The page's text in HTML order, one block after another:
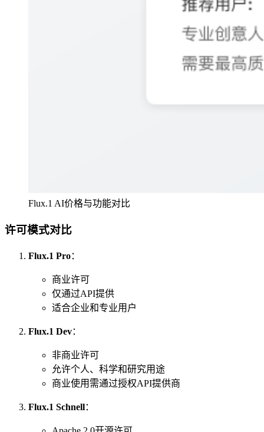
Flux.1 AI价格与功能对比
许可模式对比
Flux.1 Pro：
商业许可
仅通过API提供
适合企业和专业用户
Flux.1 Dev：
非商业许可
允许个人、科学和研究用途
商业使用需通过授权API提供商
Flux.1 Schnell：